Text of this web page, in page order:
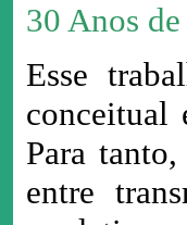
30 Anos
Esse
conceitual
Para
entre